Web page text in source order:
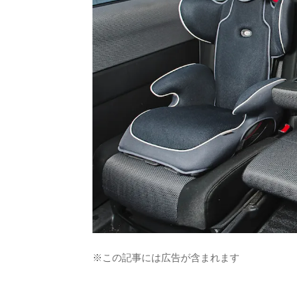
※この記事には広告が含まれます